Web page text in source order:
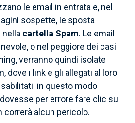
le email in entrata e, nel
sospette, le sposta
cartella Spam. Le email
o nel peggiore dei casi
verranno quindi isolate
dove i link e gli allegati al loro
in questo modo
per errore fare clic su
correrà alcun pericolo.